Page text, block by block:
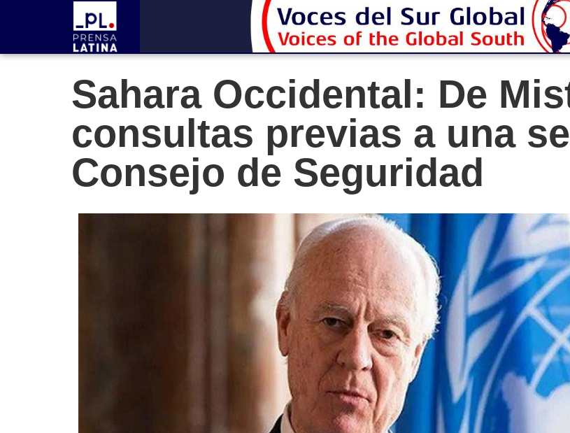
Sahara Occidental: De
consultas previas a una
Consejo de Seguridad